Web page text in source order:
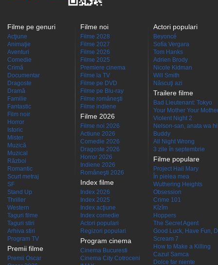
Filme pe genuri
Acţiune
Animaţie
Aventuri
Comedie
Crimă
Documentar
Dragoste
Dramă
Familie
Fantastic
Film noir
Horror
Istoric
Mister
Muzică
Muzical
Război
Romantic
Scurt metraj
SF
Stand Up
Thriller
Western
Taguri filme
Taguri stiri
Arhiva stiri
Program TV
Premii filme
Premii Oscar
Filme noi
Filme 2028
Filme 2027
Filme 2026
Filme 2025
Premiere cinema
Filme la TV
Filme pe DVD
Filme pe Blu-ray
Filme româneşti
Filme indiene
Filme 2026
Filme noi 2026
Actiune 2026
Comedie 2026
Dragoste 2026
Horror 2026
Indiene 2026
Româneşti 2026
Index filme
Index 2026
Index 2025
Index acţiune
Index comedie
Actori populari
Regizori populari
Program cinema
Cinema Bucuresti
Cinema City Cotroceni
Actori populari
Beyoncé
Sofía Vergara
Tom Hanks
Adrien Brody
Nicole Kidman
Will Smith
Născuţi azi
Trailere filme
Bad Lieutenant: Tokyo
Your Mother Your
Violent Night 2
Nelson-san, anata wa
Buddy
All Night Wrong
3 zile în septembrie
Filme populare
Project Hail Mary
În pielea mea
Wuthering Heights
Obsession
Crime 101
Kîzîm
Hoppers
The Secret Agent
Good Luck, Have Fun,
Scream 7
How to Make a Killing
Cazul Samca
Dolce far niente